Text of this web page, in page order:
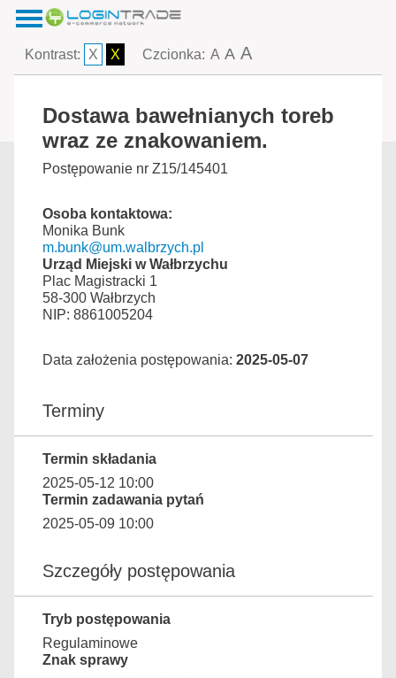
Kontrast: X X Czcionka: A A A
Dostawa bawełnianych toreb
wraz ze znakowaniem.
Postępowanie nr Z15/145401
Osoba kontaktowa:
Monika Bunk
m.bunk@um.walbrzych.pl
Urząd Miejski w Wałbrzychu
Plac Magistracki 1
58-300 Wałbrzych
NIP: 8861005204
Data założenia postępowania: 2025-05-07
Terminy
Termin składania
2025-05-12 10:00
Termin zadawania pytań
2025-05-09 10:00
Szczegóły postępowania
Tryb postępowania
Regulaminowe
Znak sprawy